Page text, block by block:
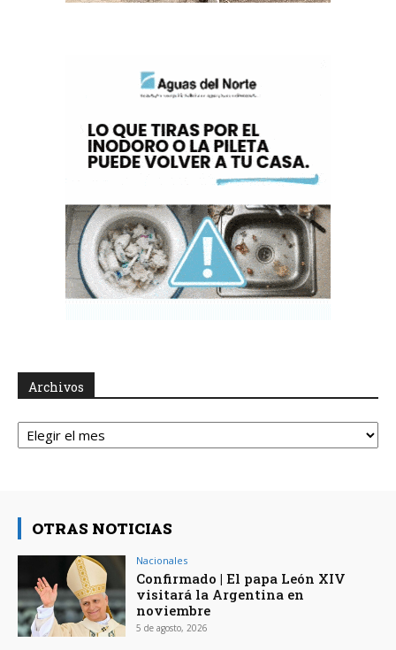
Archivos
Archivos
OTRAS NOTICIAS
Nacionales
Confirmado | El papa León XIV
visitará la Argentina en
noviembre
5 de agosto, 2026